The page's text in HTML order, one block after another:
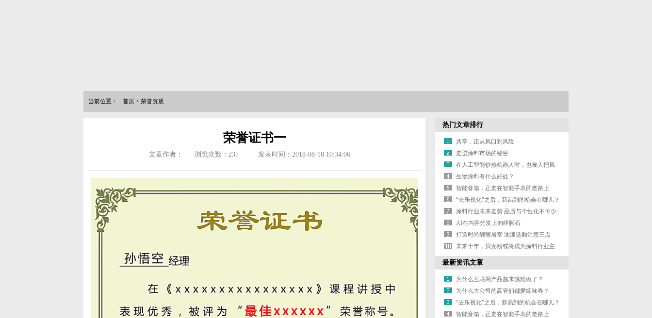
当前位置： 首页 > 荣誉资质
荣誉证书一
文章作者： 浏览次数： 237 发表时间：2018-08-18 10:34:06
热门文章排行
共享，正从风口到风险
走进涂料市场的秘密
在人工智能炒热机器人时，也被人把风
带进了
生物涂料有什么好处？
智能音箱，正走在智能手表的老路上
“去乐视化”之后，新易到的机会在哪儿？
涂料行业未来走势 品质与个性化不可少
AI在内容分发上的绊脚石
打造时尚靓丽居室 油漆选购注意三点
未来十年，贝壳粉或将成为涂料行业主
流
最新资讯文章
为什么互联网产品越来越难做了？
为什么大公司的高管们都爱练咏春？
“去乐视化”之后，新易到的机会在哪儿？
智能音箱，正走在智能手表的老路上